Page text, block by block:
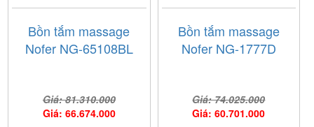
Bồn tắm massage
Nofer NG-65108BL
Giá: 81.310.000
Giá: 66.674.000
Bồn tắm massage
Nofer NG-1777D
Giá: 74.025.000
Giá: 60.701.000